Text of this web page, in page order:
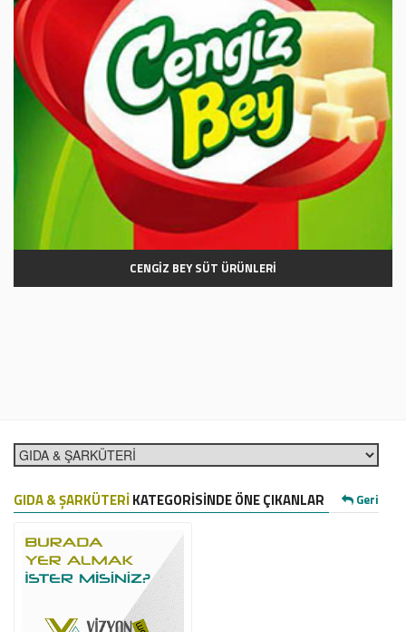
CENGİZ BEY SÜT ÜRÜNLERİ
GIDA & ŞARKÜTERİKATEGORİSİNDE ÖNE ÇIKANLAR Geri